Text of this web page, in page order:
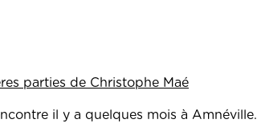
parties de Christophe Maé
il y a quelques mois à Amnéville.